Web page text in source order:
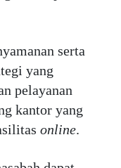
serta
yang
pelayanan
kantor yang
online.